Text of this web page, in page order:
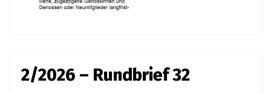
2/2026 – Rundbrief 32